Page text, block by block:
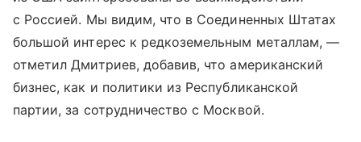
с Россией. Мы видим, что в Соединенных Штатах
большой интерес к редкоземельным металлам, —
отметил Дмитриев, добавив, что американский
бизнес, как и политики из Республиканской
партии, за сотрудничество с Москвой.